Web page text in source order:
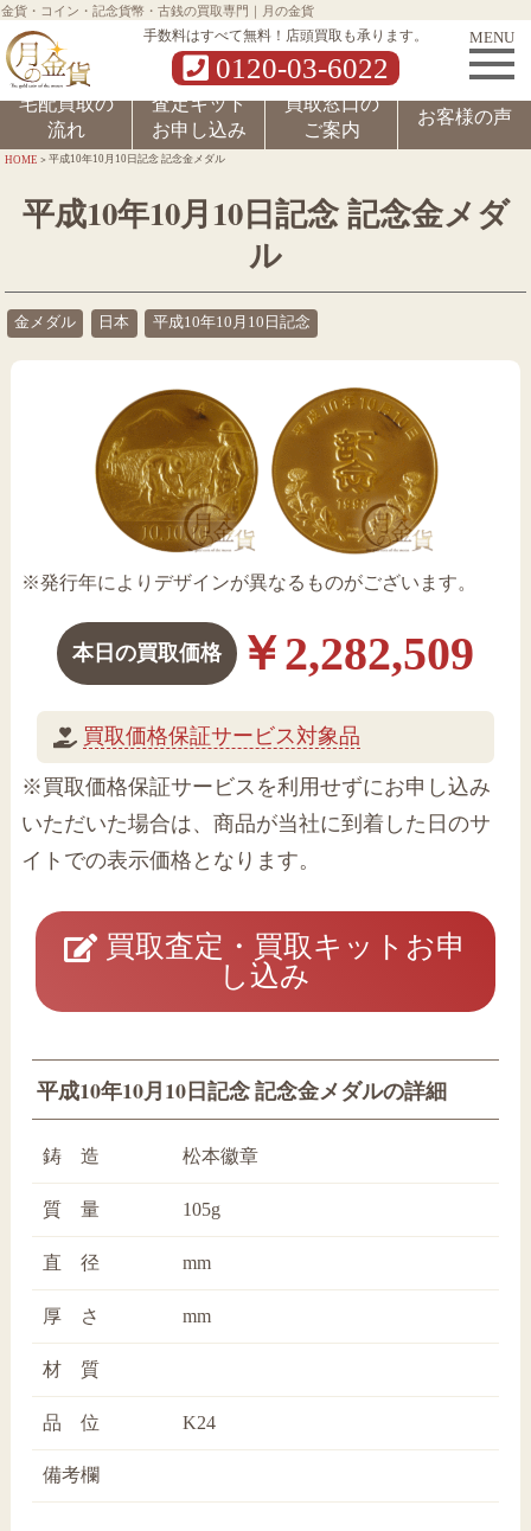
金貨・コイン・記念貨幣・古銭の買取専門｜月の金貨
手数料はすべて無料！店頭買取も承ります。
0120-03-6022
MENU
宅配買取の
流れ
査定キット
お申し込み
買取窓口の
ご案内
お客様の声
HOME >平成10年10月10日記念 記念金メダル
平成10年10月10日記念 記念金メダ
ル
金メダル 日本 平成10年10月10日記念
※発行年によりデザインが異なるものがございます。
本日の買取価格 ￥2,282,509
買取価格保証サービス対象品
※買取価格保証サービスを利用せずにお申し込み
いただいた場合は、商品が当社に到着した日のサ
イトでの表示価格となります。
買取査定・買取キットお申
し込み
平成10年10月10日記念 記念金メダルの詳細
鋳 造 松本徽章
質 量 105g
直 径 mm
厚 さ mm
材 質
品 位 K24
備考欄